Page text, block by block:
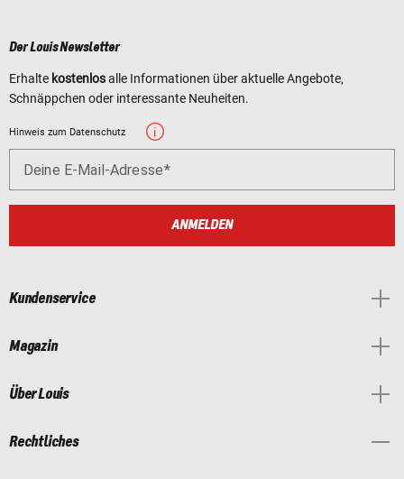
Der Louis Newsletter
Erhalte kostenlosalle Informationen über aktuelle Angebote,
Schnäppchen oder interessante Neuheiten.
Hinweis zum Datenschutz
Deine E-Mail-Adresse
ANMELDEN
Kundenservice
Magazin
Über Louis
Rechtliches